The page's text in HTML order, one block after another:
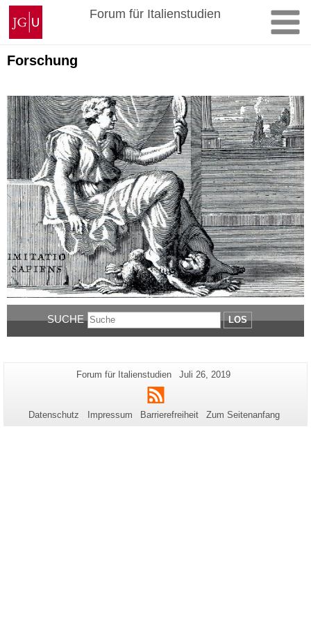
Zum
Inhalt
springen
Johannes
Gutenberg-
Universität
Mainz
Forum für Italienstudien
Forschung
SUCHE LOS
Zusätzliche
Informationen
zu
dieser
Seiten-
Forum für Italienstudien
Letzte
Juli 26, 2019
RSS
Datenschutz Impressum Barrierefreiheit Zum Seitenanfang